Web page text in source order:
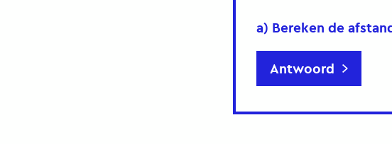
a) Bereken de
Antwoord